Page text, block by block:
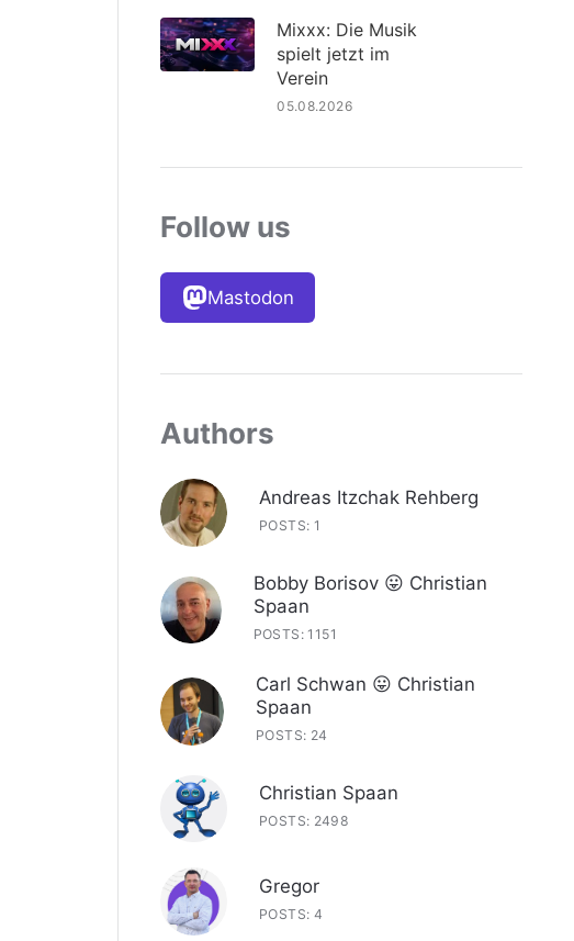
Mixxx: Die Musik
spielt jetzt im
Verein
05.08.2026
Follow us
Mastodon
Authors
Andreas Itzchak Rehberg
POSTS: 1
Bobby Borisov 😛 Christian
Spaan
POSTS: 1151
Carl Schwan 😛 Christian
Spaan
POSTS: 24
Christian Spaan
POSTS: 2498
Gregor
POSTS: 4